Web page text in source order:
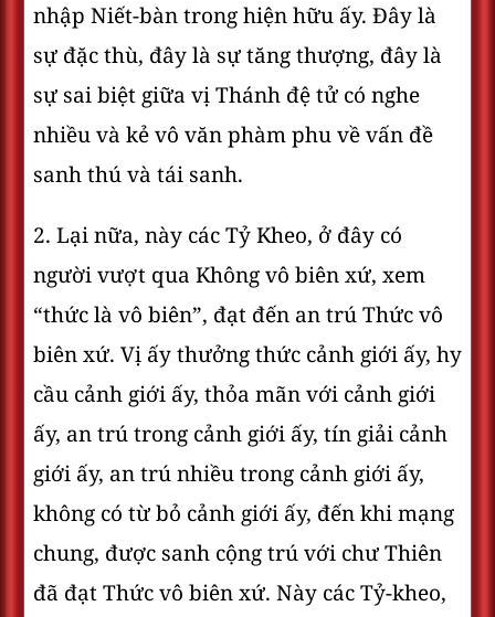
nhập Niết-bàn trong hiện hữu ấy. Ðây là
sự đặc thù, đây là sự tăng thượng, đây là
sự sai biệt giữa vị Thánh đệ tử có nghe
nhiều và kẻ vô văn phàm phu về vấn đề
sanh thú và tái sanh.
2. Lại nữa, này các Tỷ Kheo, ở đây có
người vượt qua Không vô biên xứ, xem
“thức là vô biên”, đạt đến an trú Thức vô
biên xứ. Vị ấy thưởng thức cảnh giới ấy, hy
cầu cảnh giới ấy, thỏa mãn với cảnh giới
ấy, an trú trong cảnh giới ấy, tín giải cảnh
giới ấy, an trú nhiều trong cảnh giới ấy,
không có từ bỏ cảnh giới ấy, đến khi mạng
chung, được sanh cộng trú với chư Thiên
đã đạt Thức vô biên xứ. Này các Tỷ-kheo,